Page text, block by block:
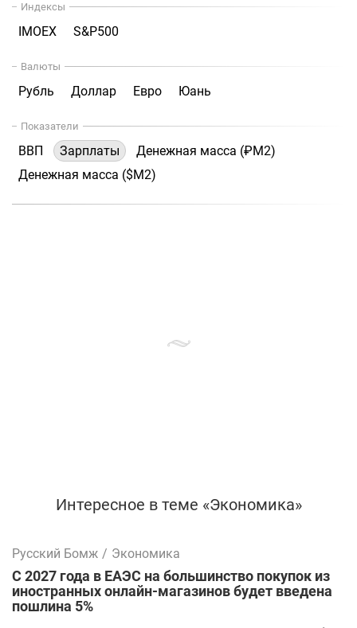
Индексы
IMOEX S&P500
Валюты
Рубль Доллар Евро Юань
Показатели
ВВП Зарплаты
Денежная масса (₽М2)
Денежная масса ($М2)
Интересное в теме «Экономика»
Русский Бомж / Экономика
С 2027 года в ЕАЭС на большинство покупок из
иностранных онлайн-магазинов будет введена
пошлина 5%